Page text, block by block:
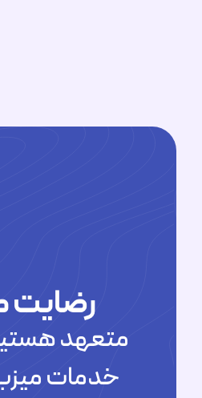
رضایت
متعهد
خدمات